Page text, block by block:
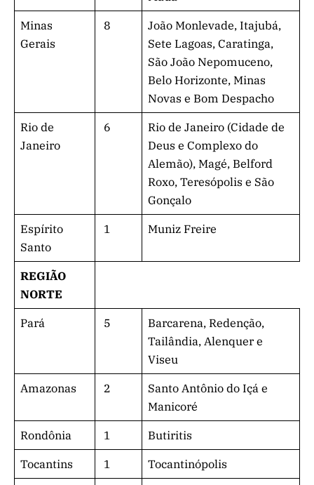
Minas
Gerais
8
João Monlevade, Itajubá,
Sete Lagoas, Caratinga,
São João Nepomuceno,
Belo Horizonte, Minas
Novas e Bom Despacho
Rio de
Janeiro
6
Rio de Janeiro (Cidade de
Deus e Complexo do
Alemão), Magé, Belford
Roxo, Teresópolis e São
Gonçalo
Espírito
Santo
1 Muniz Freire
REGIÃO
NORTE
Pará 5
Barcarena, Redenção,
Tailândia, Alenquer e
Viseu
Amazonas 2
Santo Antônio do Içá e
Manicoré
Rondônia 1 Butiritis
Tocantins 1 Tocantinópolis